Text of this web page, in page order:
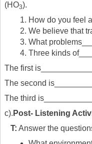
(HO3).
How do you feel
We believe that
What
Three kinds
The first
The second
The third
c). Post- Listening
T: Answer the